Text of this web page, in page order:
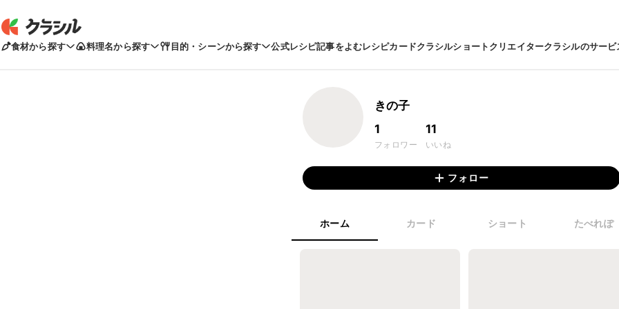
食材から探す 料理名から探す 目的・シーンから探す 公式レシピ記事をよむレシピカードクラシルショートクリエイタークラシルのサービ
きの子
1
フォロワー
11
いいね
フォロー
ホーム カード ショート たべれぽ